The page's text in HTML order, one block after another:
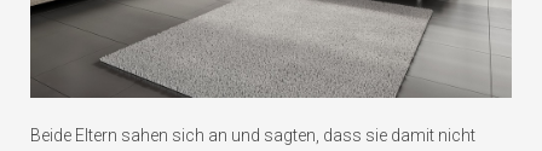
Beide Eltern sahen sich an und sagten, dass sie damit nicht